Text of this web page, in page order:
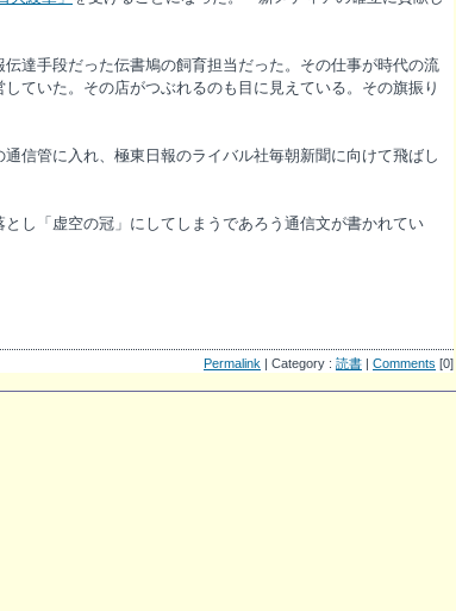
達手段だった伝書鳩の飼育担当だった。その仕事が時代の流
ていた。その店がつぶれるのも目に見えている。その旗振り
信管に入れ、極東日報のライバル社毎朝新聞に向けて飛ばし
し「虚空の冠」にしてしまうであろう通信文が書かれてい
Permalink | Category : 読書 | Comments [0]